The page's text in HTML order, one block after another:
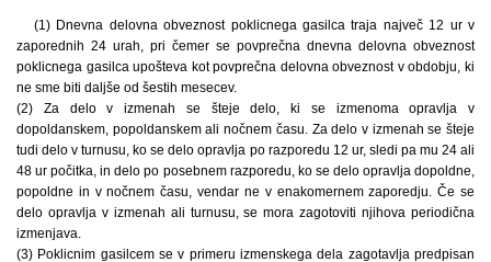
(1) Dnevna delovna obveznost poklicnega gasilca traja največ 12 ur v
zaporednih 24 urah, pri čemer se povprečna dnevna delovna obveznost
poklicnega gasilca upošteva kot povprečna delovna obveznost v obdobju, ki
ne sme biti daljše od šestih mesecev.
(2) Za delo v izmenah se šteje delo, ki se izmenoma opravlja v
dopoldanskem, popoldanskem ali nočnem času. Za delo v izmenah se šteje
tudi delo v turnusu, ko se delo opravlja po razporedu 12 ur, sledi pa mu 24 ali
48 ur počitka, in delo po posebnem razporedu, ko se delo opravlja dopoldne,
popoldne in v nočnem času, vendar ne v enakomernem zaporedju. Če se
delo opravlja v izmenah ali turnusu, se mora zagotoviti njihova periodična
izmenjava.
(3) Poklicnim gasilcem se v primeru izmenskega dela zagotavlja predpisan